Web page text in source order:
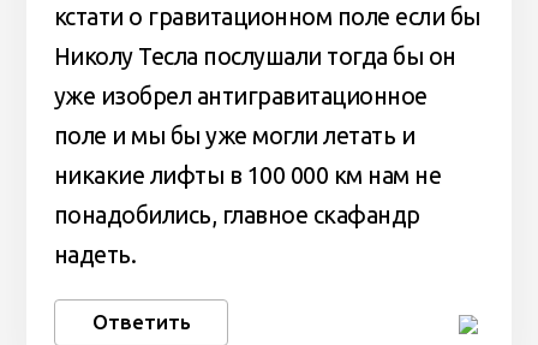
кстати о гравитационном поле если бы
Николу Тесла послушали тогда бы он
уже изобрел антигравитационное
поле и мы бы уже могли летать и
никакие лифты в 100 000 км нам не
понадобились, главное скафандр
надеть.
Ответить